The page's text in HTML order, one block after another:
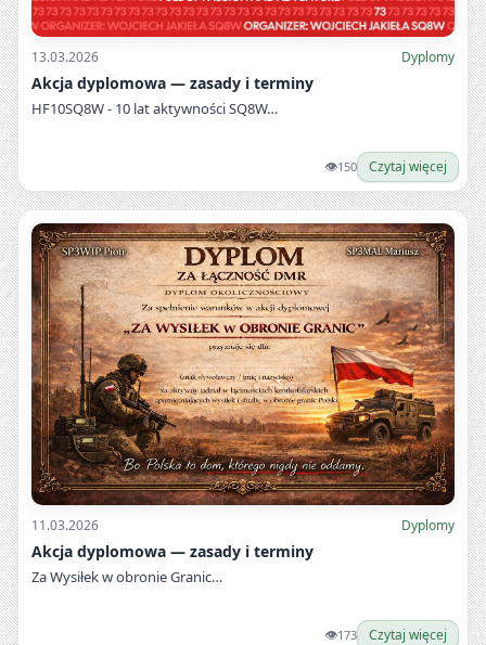
13.03.2026 Dyplomy
Akcja dyplomowa — zasady i terminy
HF10SQ8W - 10 lat aktywności SQ8W…
👁150 Czytaj więcej
11.03.2026 Dyplomy
Akcja dyplomowa — zasady i terminy
Za Wysiłek w obronie Granic…
👁173 Czytaj więcej